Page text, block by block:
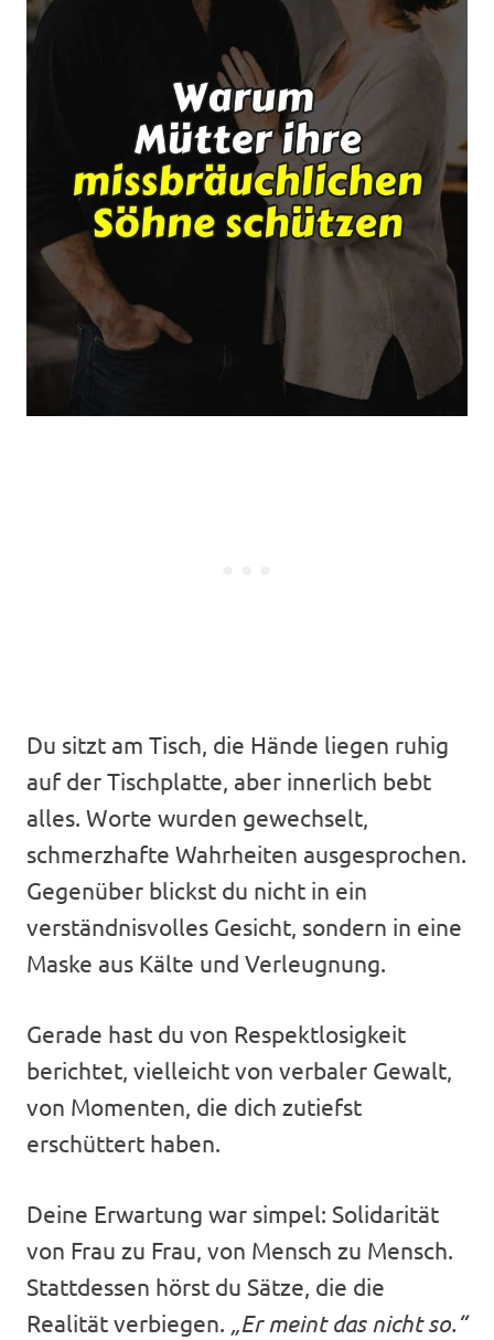
Du sitzt am Tisch, die Hände liegen ruhig
auf der Tischplatte, aber innerlich bebt
alles. Worte wurden gewechselt,
schmerzhafte Wahrheiten ausgesprochen.
Gegenüber blickst du nicht in ein
verständnisvolles Gesicht, sondern in eine
Maske aus Kälte und Verleugnung.
Gerade hast du von Respektlosigkeit
berichtet, vielleicht von verbaler Gewalt,
von Momenten, die dich zutiefst
erschüttert haben.
Deine Erwartung war simpel: Solidarität
von Frau zu Frau, von Mensch zu Mensch.
Stattdessen hörst du Sätze, die die
Realität verbiegen. „Er meint das nicht so.“